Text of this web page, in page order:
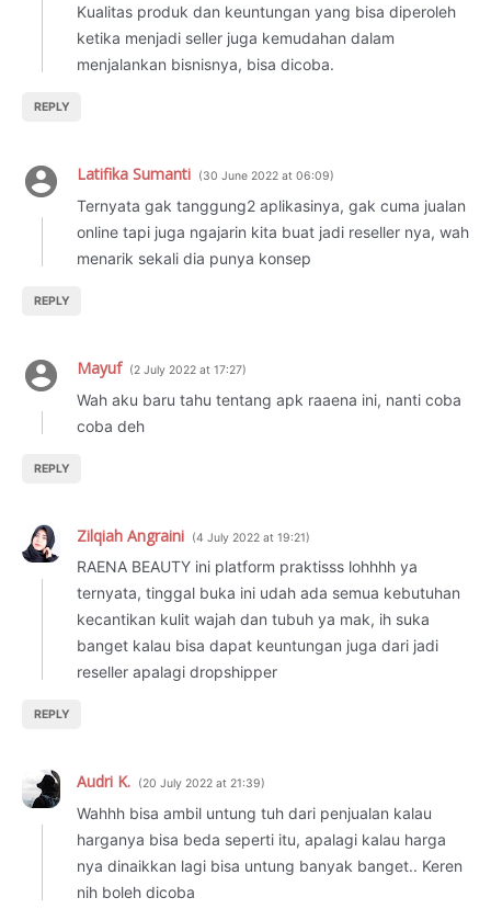
Kualitas produk dan keuntungan yang bisa diperoleh
ketika menjadi seller juga kemudahan dalam
menjalankan bisnisnya, bisa dicoba.
REPLY
Latifika Sumanti 30 June 2022 at 06:09
Ternyata gak tanggung2 aplikasinya, gak cuma jualan
online tapi juga ngajarin kita buat jadi reseller nya, wah
menarik sekali dia punya konsep
REPLY
Mayuf 2 July 2022 at 17:27
Wah aku baru tahu tentang apk raaena ini, nanti coba
coba deh
REPLY
Zilqiah Angraini 4 July 2022 at 19:21
RAENA BEAUTY ini platform praktisss lohhhh ya
ternyata, tinggal buka ini udah ada semua kebutuhan
kecantikan kulit wajah dan tubuh ya mak, ih suka
banget kalau bisa dapat keuntungan juga dari jadi
reseller apalagi dropshipper
REPLY
Audri K. 20 July 2022 at 21:39
Wahhh bisa ambil untung tuh dari penjualan kalau
harganya bisa beda seperti itu, apalagi kalau harga
nya dinaikkan lagi bisa untung banyak banget.. Keren
nih boleh dicoba